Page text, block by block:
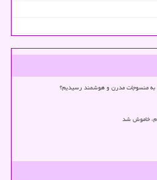
به منسوجات مدرن و هوشمند رسیدیم؟
خاموش شد